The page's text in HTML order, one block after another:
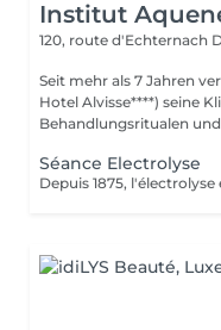
Institut
120, route d'Echternach
Seit mehr als 7 Jahren
Hotel Alvisse****) seine
Behandlungsritualen und
Séance Electrolyse